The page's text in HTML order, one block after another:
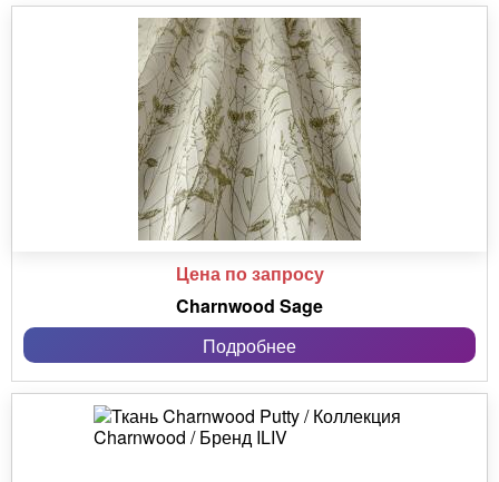
Цена по запросу
Charnwood Sage
Подробнее